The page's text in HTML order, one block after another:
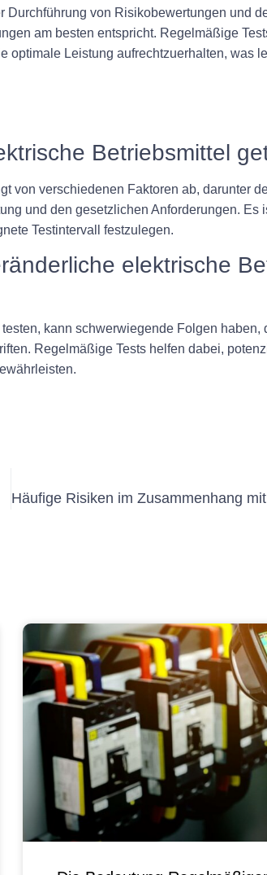
von Risikobewertungen und
am besten entspricht. Regelmäßige
optimale Leistung aufrechtzuerhalten, was
Betriebsmittel
von verschiedenen Faktoren ab, darunter
und den gesetzlichen Anforderungen. Es
Testintervall festzulegen.
elektrische
kann schwerwiegende Folgen haben,
Regelmäßige Tests helfen dabei,